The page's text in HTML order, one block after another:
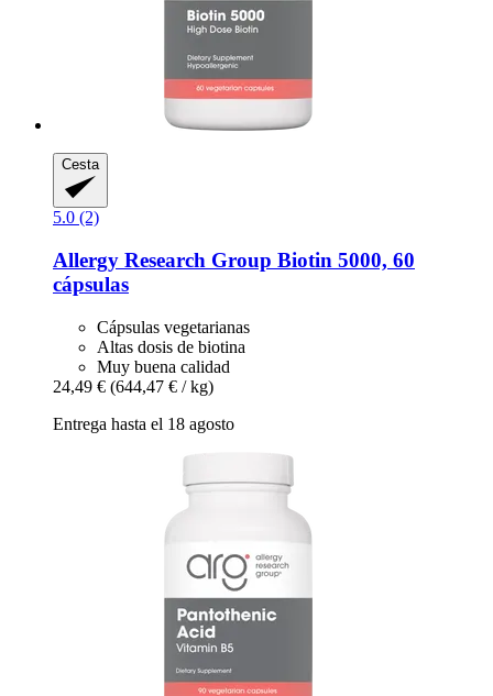
Cesta
5.0 (2)
Allergy Research Group Biotin 5000, 60
cápsulas
Cápsulas vegetarianas
Altas dosis de biotina
Muy buena calidad
24,49 € (644,47 € / kg)
Entrega hasta el 18 agosto